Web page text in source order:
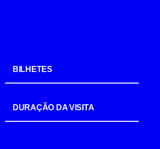
BILHETES
DURAÇÃO DA VISITA